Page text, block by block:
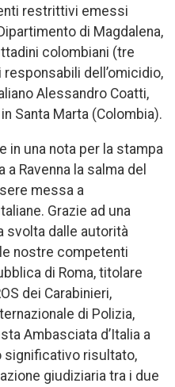
restrittivi emessi
di Magdalena,
colombiani (tre
dell’omicidio,
Alessandro Coatti,
Santa Marta (Colombia).
in una nota per la stampa
Ravenna la salma del
messa a
Grazie ad una
svolta dalle autorità
nostre competenti
di Roma, titolare
dei Carabinieri,
di Polizia,
Ambasciata d’Italia a
significativo risultato,
giudiziaria tra i due